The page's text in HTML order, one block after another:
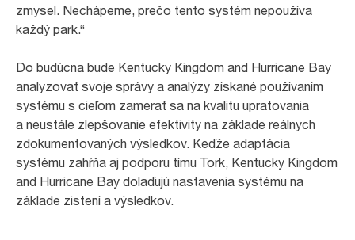
zmysel. Nechápeme, prečo tento systém nepoužíva
každý park.“
Do budúcna bude Kentucky Kingdom and Hurricane Bay
analyzovať svoje správy a analýzy získané používaním
systému s cieľom zamerať sa na kvalitu upratovania
a neustále zlepšovanie efektivity na základe reálnych
zdokumentovaných výsledkov. Keďže adaptácia
systému zahŕňa aj podporu tímu Tork, Kentucky Kingdom
and Hurricane Bay dolaďujú nastavenia systému na
základe zistení a výsledkov.